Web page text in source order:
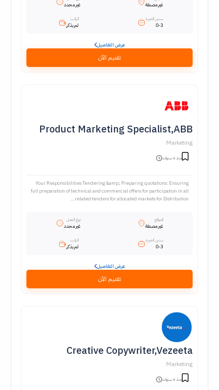
غير مصنفة غير محدد
سنين الخبرة
0-3
الراتب
لم يذكر
عرض التفاصيل
تقديم الآن
Product Marketing Specialist,ABB
Marketing
منذ 6 سنوات
Your Responsibilities Tendering &amp; Preparing quotations: Ensuring
full preparation of technical and commercial offers for participation in all
related tenders for allocated markets for Distribution...
الموقع
غير مصنفة
نوع العمل
غير محدد
سنين الخبرة
0-3
الراتب
لم يذكر
عرض التفاصيل
تقديم الآن
Creative Copywriter,Vezeeta
Marketing
منذ 6 سنوات